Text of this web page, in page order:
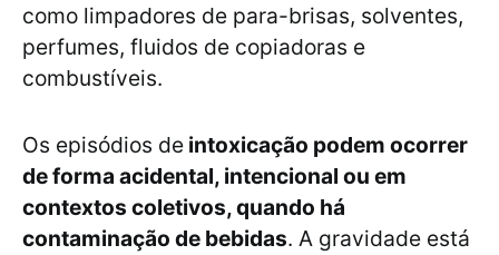
como limpadores de para-brisas, solventes,
perfumes, fluidos de copiadoras e
combustíveis.
Os episódios de intoxicação podem ocorrer
de forma acidental, intencional ou em
contextos coletivos, quando há
contaminação de bebidas. A gravidade está